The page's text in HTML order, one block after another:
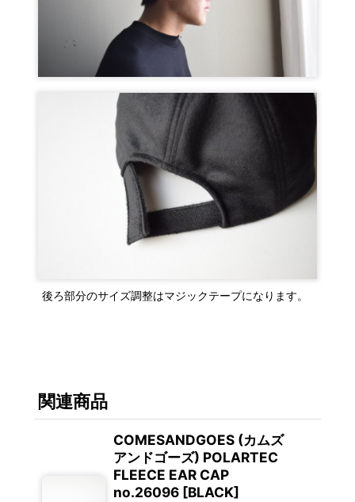
後ろ部分のサイズ調整はマジックテープになります。
関連商品
COMESANDGOES (カムズ
アンドゴーズ) POLARTEC
FLEECE EAR CAP
no.26096 [BLACK]